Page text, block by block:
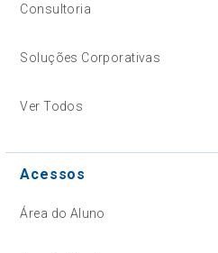
Consultoria
Soluções Corporativas
Ver Todos
Acessos
Área do Aluno